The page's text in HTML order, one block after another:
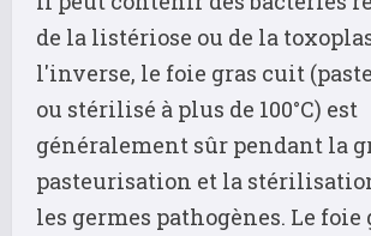
de la listériose ou de la
l'inverse, le foie gras cuit
ou stérilisé à plus de 100°C) est
généralement sûr pendant la
pasteurisation et la
les germes pathogènes. Le